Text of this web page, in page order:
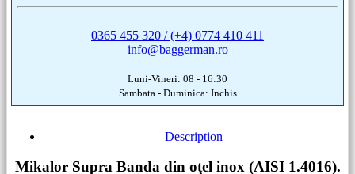
0365 455 320 / (+4) 0774 410 411
info@baggerman.ro
Luni-Vineri: 08 - 16:30
Sambata - Duminica: Inchis
Description
Mikalor Supra Banda din oţel inox (AISI 1.4016).